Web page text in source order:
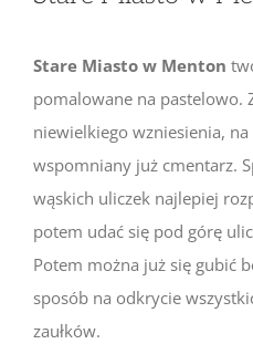
Stare Miasto w Menton
pomalowane na pastelowo.
niewielkiego wzniesienia,
wspomniany już cmentarz.
wąskich uliczek najlepiej
potem udać się pod górę
Potem można już się gubić
sposób na odkrycie
zaułków.